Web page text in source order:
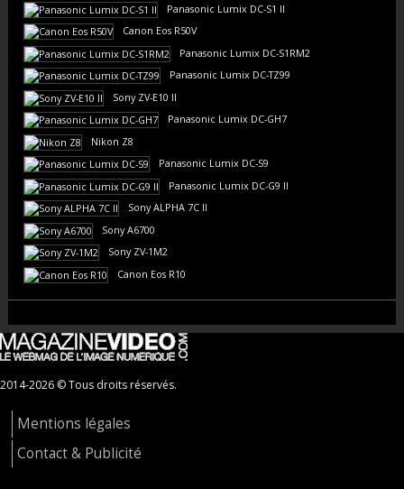
Panasonic Lumix DC-S1 II
Canon Eos R50V
Panasonic Lumix DC-S1RM2
Panasonic Lumix DC-TZ99
Sony ZV-E10 II
Panasonic Lumix DC-GH7
Nikon Z8
Panasonic Lumix DC-S9
Panasonic Lumix DC-G9 II
Sony ALPHA 7C II
Sony A6700
Sony ZV-1M2
Canon Eos R10
2014-2026 © Tous droits réservés.
Mentions légales
Contact & Publicité